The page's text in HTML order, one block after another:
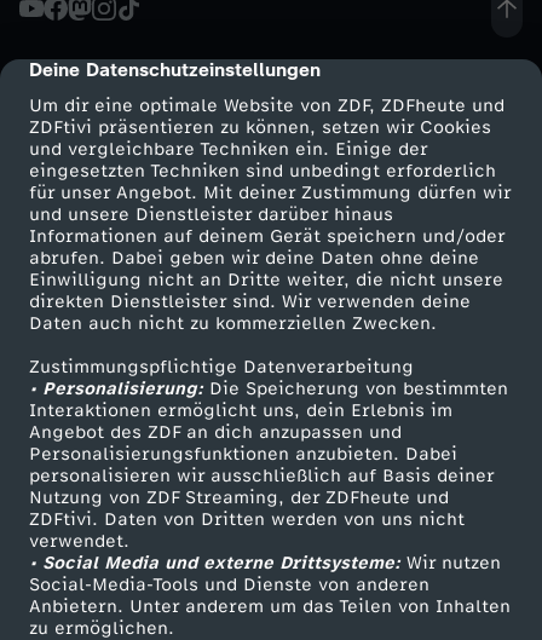
cmp-dialog-description
Deine Datenschutzeinstellungen
Um dir eine optimale Website von ZDF, ZDFheute und
ZDFtivi präsentieren zu können, setzen wir Cookies
und vergleichbare Techniken ein. Einige der
eingesetzten Techniken sind unbedingt erforderlich
für unser Angebot. Mit deiner Zustimmung dürfen wir
und unsere Dienstleister darüber hinaus
Informationen auf deinem Gerät speichern und/oder
abrufen. Dabei geben wir deine Daten ohne deine
Einwilligung nicht an Dritte weiter, die nicht unsere
direkten Dienstleister sind. Wir verwenden deine
Daten auch nicht zu kommerziellen Zwecken.
Zustimmungspflichtige Datenverarbeitung
• Personalisierung:Die Speicherung von bestimmten
Interaktionen ermöglicht uns, dein Erlebnis im
Angebot des ZDF an dich anzupassen und
Personalisierungsfunktionen anzubieten. Dabei
personalisieren wir ausschließlich auf Basis deiner
Nutzung von ZDF Streaming, der ZDFheute und
ZDFtivi. Daten von Dritten werden von uns nicht
verwendet.
• Social Media und externe Drittsysteme:Wir nutzen
Social-Media-Tools und Dienste von anderen
Anbietern. Unter anderem um das Teilen von Inhalten
zu ermöglichen.
s
e
Mehr ZDF
ZDF-Apps
Smart TV
ZDFtext
Livestreams
Sendungen A-Z
TV-Programm
Service
ZDFmitreden
Kontakt zum ZDF
Tickets
Zuschauerservice
Hilfe
ZDF Unternehmen
Karriere